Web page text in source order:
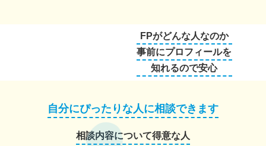
FPがどんな人なのか
事前にプロフィールを
知れるので安心
自分にぴったりな人に相談できます
相談内容について得意な人